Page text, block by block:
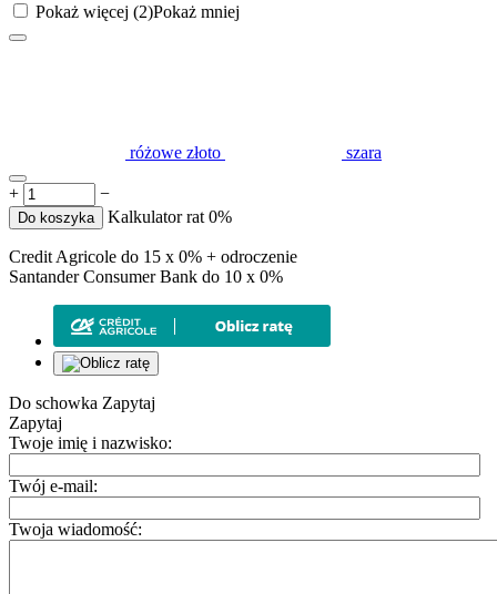
Pokaż więcej (2)Pokaż mniej
różowe złoto szara
+ −
Do koszyka Kalkulator rat 0%
Credit Agricole do 15 x 0% + odroczenie
Santander Consumer Bank do 10 x 0%
Do schowka Zapytaj
Zapytaj
Twoje imię i nazwisko:
Twój e-mail:
Twoja wiadomość: